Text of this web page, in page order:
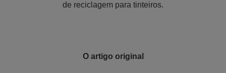
de reciclagem para tinteiros.
O artigo original